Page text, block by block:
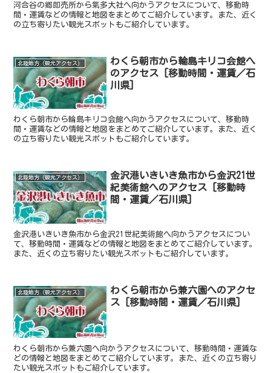
河合谷の郷即売所から氣多大社へ向かうアクセスについて、移動時
間・運賃などの情報と地図をまとめてご紹介しています。また、近く
の立ち寄りたい観光スポットもご紹介しています。
北陸地方（観光アクセス）
わくら朝市から輪島キリコ会館へ
のアクセス [移動時間・運賃／石
川県]
わくら朝市から輪島キリコ会館へ向かうアクセスについて、移動時
間・運賃などの情報と地図をまとめてご紹介しています。また、近く
の立ち寄りたい観光スポットもご紹介しています。
北陸地方（観光アクセス）
金沢港いきいき魚市から金沢21世
紀美術館へのアクセス [移動時
間・運賃／石川県]
金沢港いきいき魚市から金沢21世紀美術館へ向かうアクセスについ
て、移動時間・運賃などの情報と地図をまとめてご紹介しています。
また、近くの立ち寄りたい観光スポットもご紹介しています。
北陸地方（観光アクセス）
わくら朝市から兼六園へのアクセ
ス [移動時間・運賃／石川県]
わくら朝市から兼六園へ向かうアクセスについて、移動時間・運賃な
どの情報と地図をまとめてご紹介しています。また、近くの立ち寄り
たい観光スポットもご紹介しています。